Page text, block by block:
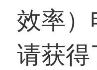
效率）
请获得